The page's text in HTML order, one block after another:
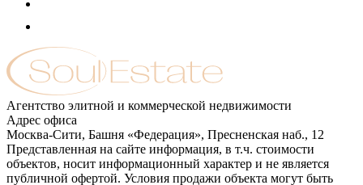
Агентство элитной и коммерческой недвижимости
Адрес офиса
Москва-Сити, Башня «Федерация», Пресненская наб., 12
Представленная на сайте информация, в т.ч. стоимости
объектов, носит информационный характер и не является
публичной офертой. Условия продажи объекта могут быть